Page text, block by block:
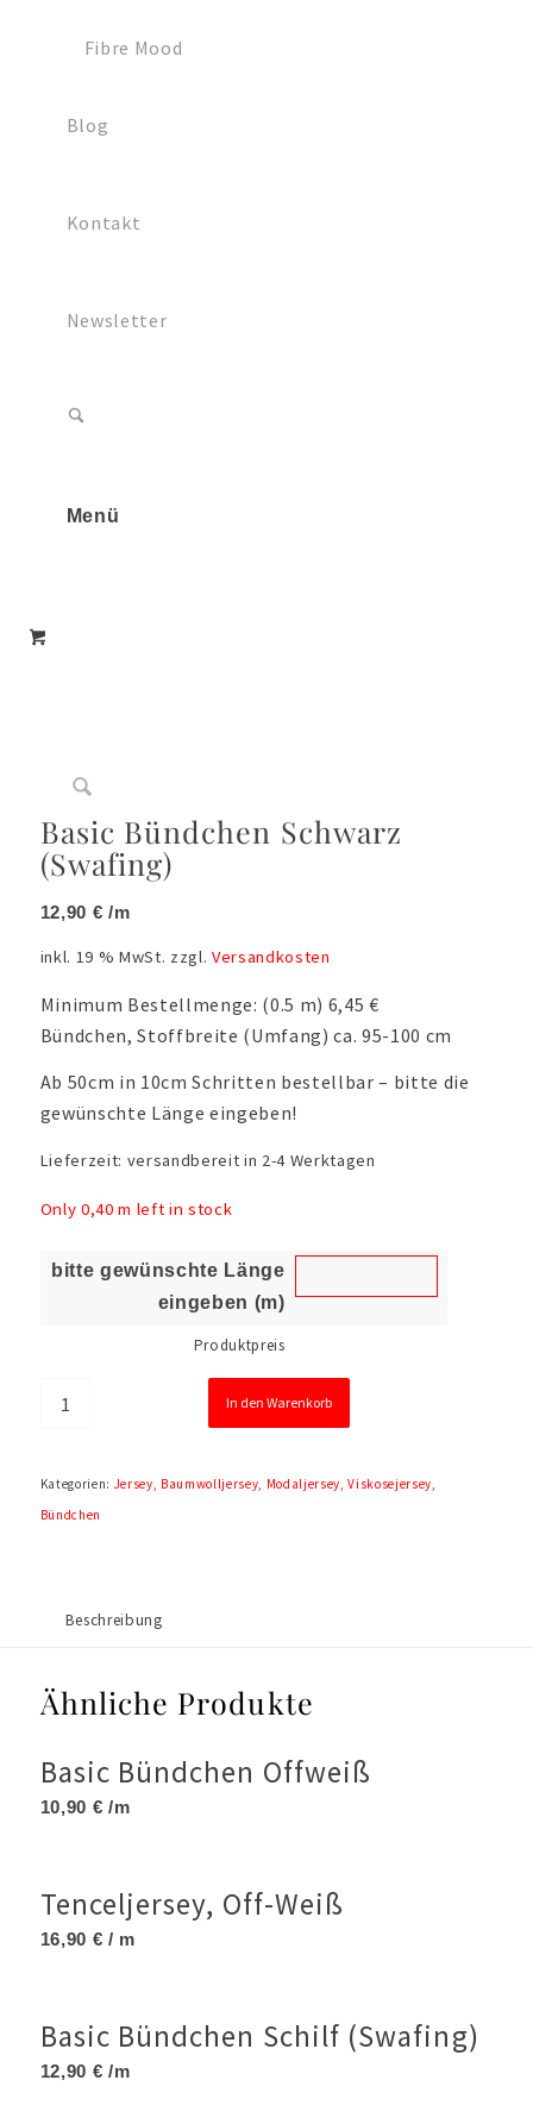
Fibre Mood
Viskosejersey
Leinen
Mantel- und Jackenstoffe
Merchant and Mills
Musselin, Double Gauze, Batist
Nähpakete
Oilskin Merchant and Mills
Romanit
SALE & RESTSTÜCKE
Schnittmuster
Blog
Kontakt
Newsletter
Menü
Basic Bündchen Schwarz
(Swafing)
12,90 € /m
inkl. 19 % MwSt. zzgl. Versandkosten
Minimum Bestellmenge: (0.5 m) 6,45 €
Bündchen, Stoffbreite (Umfang) ca. 95-100 cm
Ab 50cm in 10cm Schritten bestellbar – bitte die
gewünschte Länge eingeben!
Lieferzeit: versandbereit in 2-4 Werktagen
Only 0,40 m left in stock
bitte gewünschte Länge
eingeben (m)
Produktpreis
In den Warenkorb
Kategorien: Jersey, Baumwolljersey, Modaljersey, Viskosejersey,
Bündchen
Beschreibung
Ähnliche Produkte
Basic Bündchen Offweiß
10,90 € /m
Tenceljersey, Off-Weiß
16,90 € / m
Basic Bündchen Schilf (Swafing)
12,90 € /m